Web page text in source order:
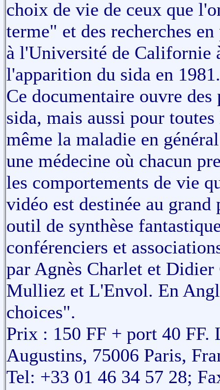
choix de vie de ceux que
terme" et des recherches
à l'Université de Californie
l'apparition du sida en 1981.
Ce documentaire ouvre
sida, mais aussi pour
même la maladie en
une médecine où chacun
les comportements de vie
vidéo est destinée au
outil de synthèse
conférenciers et
par Agnès Charlet et
Mulliez et L'Envol. En
choices".
Prix : 150 FF + port 40 FF.
Augustins, 75006 Paris,
Tel: +33 01 46 34 57 28;